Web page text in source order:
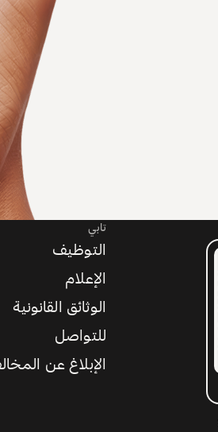
تابي
التوظيف
الإعلام
الوثائق القانونية
للتواصل
الإبلاغ عن